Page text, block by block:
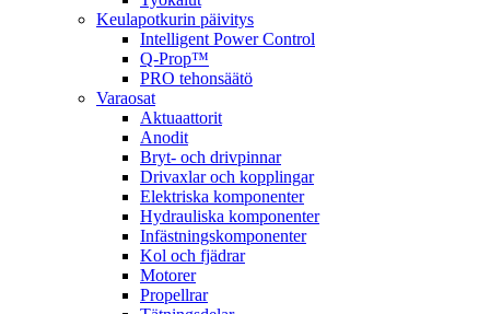
Keulapotkurin päivitys
Intelligent Power Control
Q-Prop™
PRO tehonsäätö
Varaosat
Aktuaattorit
Anodit
Bryt- och drivpinnar
Drivaxlar och kopplingar
Elektriska komponenter
Hydrauliska komponenter
Infästningskomponenter
Kol och fjädrar
Motorer
Propellrar